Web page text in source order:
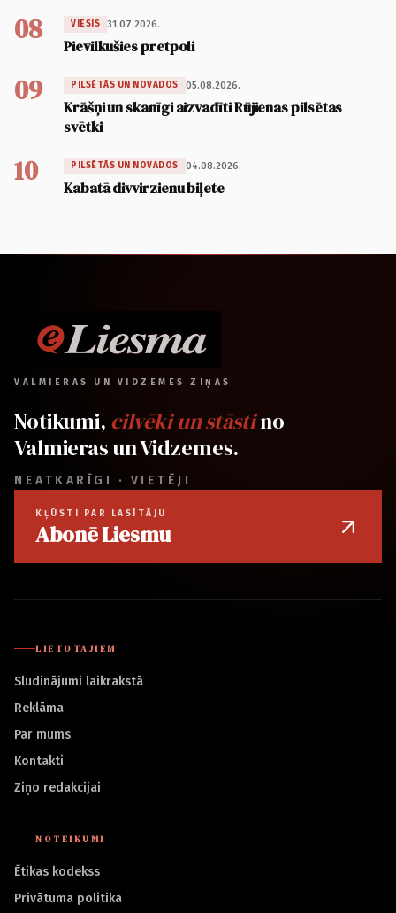
08 VIESIS 31.07.2026.
Pievilkušies pretpoli
09 PILSĒTĀS UN NOVADOS 05.08.2026.
Krāšņi un skanīgi aizvadīti Rūjienas pilsētas
svētki
10 PILSĒTĀS UN NOVADOS 04.08.2026.
Kabatā divvirzienu biļete
VALMIERAS UN VIDZEMES ZIŅAS
Notikumi, cilvēki un stāstino
Valmieras un Vidzemes.
NEATKARĪGI · VIETĒJI
KĻŪSTI PAR LASĪTĀJU
Abonē Liesmu
LIETOTĀJIEM
Sludinājumi laikrakstā
Reklāma
Par mums
Kontakti
Ziņo redakcijai
NOTEIKUMI
Ētikas kodekss
Privātuma politika